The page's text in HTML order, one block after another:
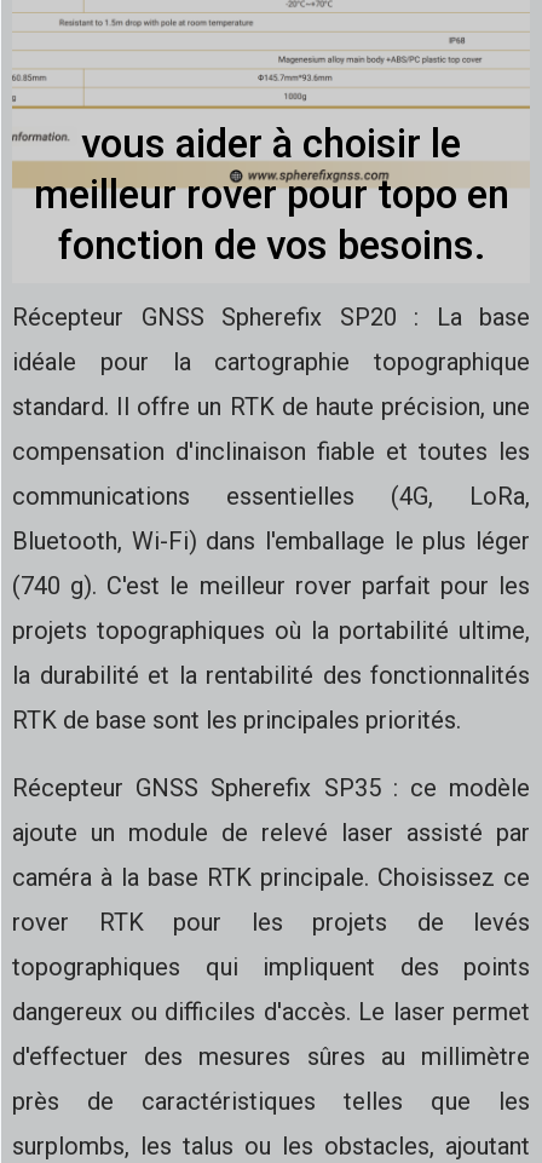
vous aider à choisir le
meilleur rover pour topo en
fonction de vos besoins.
Récepteur GNSS Spherefix SP20 : La base
idéale pour la cartographie topographique
standard. Il offre un RTK de haute précision, une
compensation d'inclinaison fiable et toutes les
communications essentielles (4G, LoRa,
Bluetooth, Wi-Fi) dans l'emballage le plus léger
(740 g). C'est le meilleur rover parfait pour les
projets topographiques où la portabilité ultime,
la durabilité et la rentabilité des fonctionnalités
RTK de base sont les principales priorités.
Récepteur GNSS Spherefix SP35 : ce modèle
ajoute un module de relevé laser assisté par
caméra à la base RTK principale. Choisissez ce
rover RTK pour les projets de levés
topographiques qui impliquent des points
dangereux ou difficiles d'accès. Le laser permet
d'effectuer des mesures sûres au millimètre
près de caractéristiques telles que les
surplombs, les talus ou les obstacles, ajoutant